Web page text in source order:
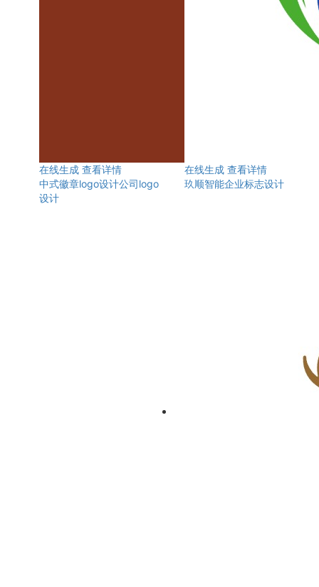
在线生成 查看详情
中式徽章logo设计公司logo
设计
在线生成 查看详情
玖顺智能企业标志设计